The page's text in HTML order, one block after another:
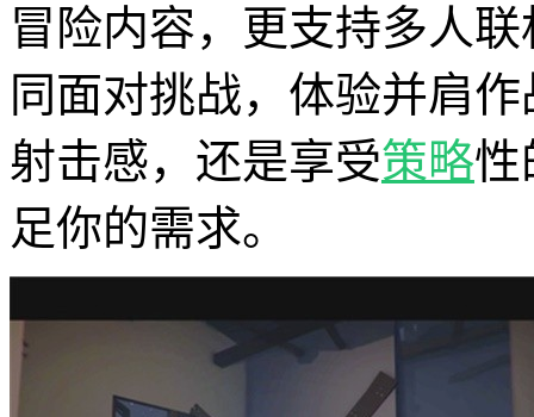
冒险内容，更支持多人
同面对挑战，体验并肩
射击感，还是享受策略性
足你的需求。